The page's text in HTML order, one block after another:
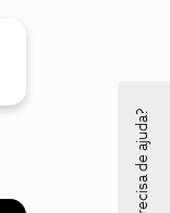
Precisa de ajuda?